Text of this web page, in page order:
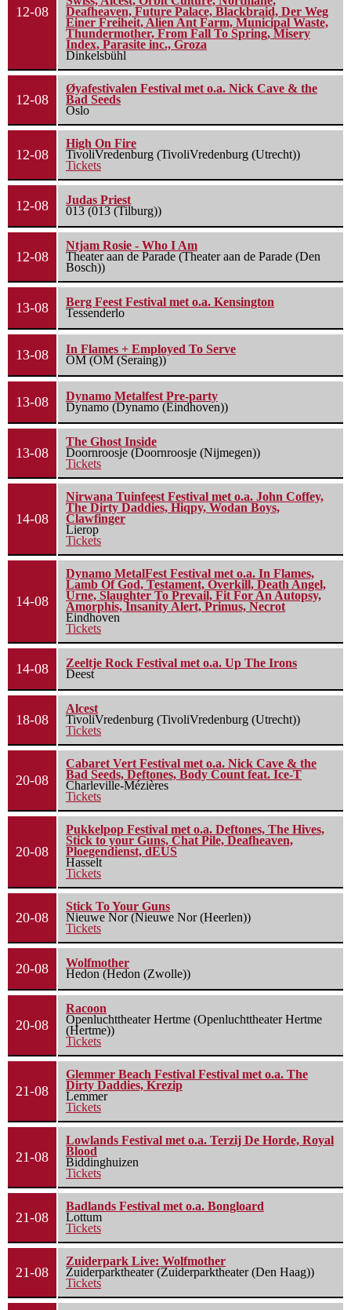
12-08
Deafheaven, Future Palace, Blackbraid, Der Weg
Einer Freiheit, Alien Ant Farm, Municipal Waste,
Thundermother, From Fall To Spring, Misery
Index, Parasite inc., Groza
Dinkelsbühl
12-08
Øyafestivalen Festival met o.a. Nick Cave & the
Bad Seeds
Oslo
12-08
High On Fire
TivoliVredenburg (TivoliVredenburg (Utrecht))
Tickets
12-08
Judas Priest
013 (013 (Tilburg))
12-08
Ntjam Rosie - Who I Am
Theater aan de Parade (Theater aan de Parade (Den
Bosch))
13-08
Berg Feest Festival met o.a. Kensington
Tessenderlo
13-08
In Flames + Employed To Serve
OM (OM (Seraing))
13-08
Dynamo Metalfest Pre-party
Dynamo (Dynamo (Eindhoven))
13-08
The Ghost Inside
Doornroosje (Doornroosje (Nijmegen))
Tickets
14-08
Nirwana Tuinfeest Festival met o.a. John Coffey,
The Dirty Daddies, Hiqpy, Wodan Boys,
Clawfinger
Lierop
Tickets
14-08
Dynamo MetalFest Festival met o.a. In Flames,
Lamb Of God, Testament, Overkill, Death Angel,
Urne, Slaughter To Prevail, Fit For An Autopsy,
Amorphis, Insanity Alert, Primus, Necrot
Eindhoven
Tickets
14-08
Zeeltje Rock Festival met o.a. Up The Irons
Deest
18-08
Alcest
TivoliVredenburg (TivoliVredenburg (Utrecht))
Tickets
20-08
Cabaret Vert Festival met o.a. Nick Cave & the
Bad Seeds, Deftones, Body Count feat. Ice-T
Charleville-Mézières
Tickets
20-08
Pukkelpop Festival met o.a. Deftones, The Hives,
Stick to your Guns, Chat Pile, Deafheaven,
Ploegendienst, dEUS
Hasselt
Tickets
20-08
Stick To Your Guns
Nieuwe Nor (Nieuwe Nor (Heerlen))
Tickets
20-08
Wolfmother
Hedon (Hedon (Zwolle))
20-08
Racoon
Openluchttheater Hertme (Openluchttheater Hertme
(Hertme))
Tickets
21-08
Glemmer Beach Festival Festival met o.a. The
Dirty Daddies, Krezip
Lemmer
Tickets
21-08
Lowlands Festival met o.a. Terzij De Horde, Royal
Blood
Biddinghuizen
Tickets
21-08
Badlands Festival met o.a. Bongloard
Lottum
Tickets
21-08
Zuiderpark Live: Wolfmother
Zuiderparktheater (Zuiderparktheater (Den Haag))
Tickets